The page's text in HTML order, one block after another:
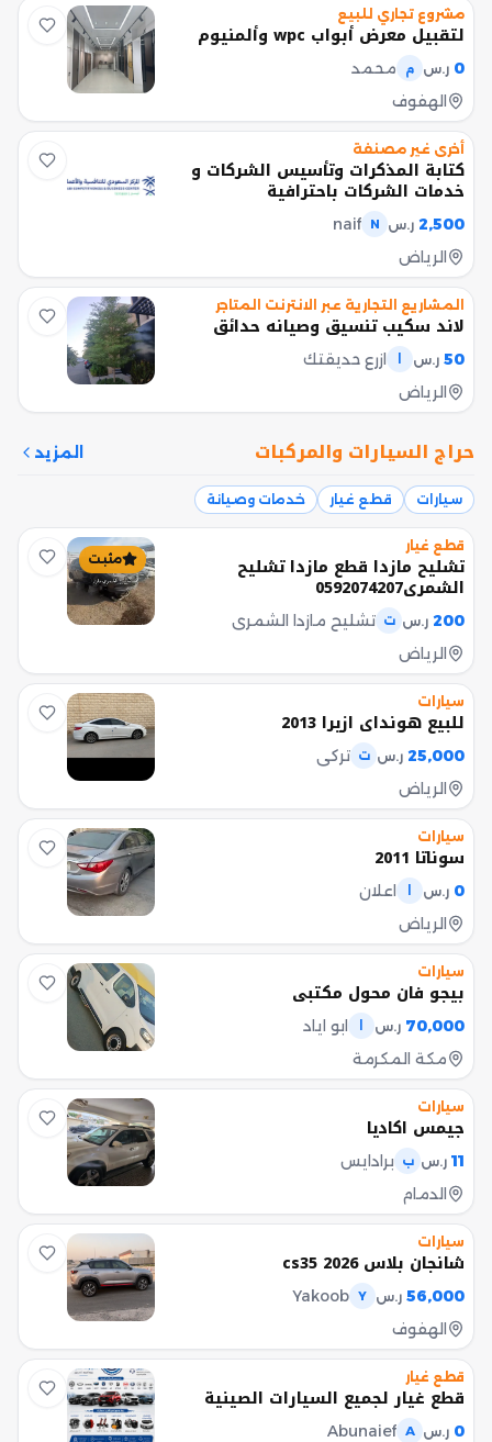
مشروع تجاري للبيع
لتقبيل معرض أبواب wpc وألمنيوم
0 ر.س م
محمد
الهفوف
أخرى غير مصنفة
كتابة المذكرات وتأسيس الشركات و
خدمات الشركات باحترافية
2,500 ر.س N
naif
الرياض
المشاريع التجارية عبر الانترنت المتاجر
لاند سكيب تنسيق وصيانه حدائق
50 ر.س
ازرع حديقتك
الرياض
حراج السيارات والمركبات المزيد
سيارات قطع غيار خدمات وصيانة
مثبت
قطع غيار
تشليح مازدا قطع مازدا تشليح
الشمري0592074207
200 ر.س ت تشليح مازدا الشمري
الرياض
سيارات
للبيع هونداي ازيرا 2013
25,000 ر.س ت تركي
الرياض
سيارات
سوناتا 2011
0 ر.س
اعلان
الرياض
سيارات
بيجو فان محول مكتبي
70,000 ر.س
ابو اياد
مكة المكرمة
سيارات
جيمس اكاديا
11 ر.س ب
برادايس
الدمام
سيارات
شانجان بلاس cs35 2026
56,000 ر.س Y
Yakoob
الهفوف
قطع غيار
قطع غيار لجميع السيارات الصينية
0 ر.س A
Abunaief